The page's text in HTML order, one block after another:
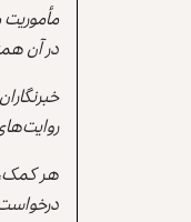
در آن
هر کمک،